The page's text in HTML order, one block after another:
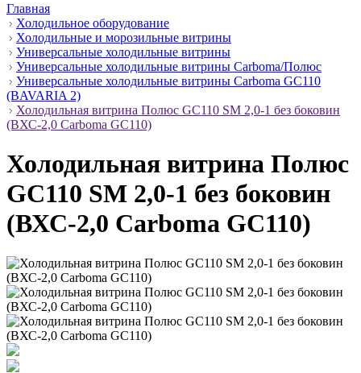
Главная
Холодильное оборудование
Холодильные и морозильные витрины
Универсальные холодильные витрины
Универсальные холодильные витрины Carboma/Полюс
Универсальные холодильные витрины Carboma GC110
(BAVARIA 2)
Холодильная витрина Полюс GC110 SM 2,0-1 без боковин
(ВХС-2,0 Carboma GC110)
Холодильная витрина Полюс
GC110 SM 2,0-1 без боковин
(ВХС-2,0 Carboma GC110)